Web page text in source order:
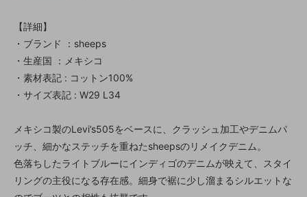
【詳細】
・ブランド ：sheeps
・生産国 ：メキシコ
・素材表記 : コットン100%
・サイズ表記 : W29 L34
メキシコ製のLevi’s505をベースに、クラッシュ加工やデニムパ
ッチ、細かなステッチを重ねたsheepsのリメイクデニム。
色落ちしたライトブルーにインディゴのデニムが映えて、スタイ
リングの主役になる存在感。細身で裾に少し溜まるシルエットな